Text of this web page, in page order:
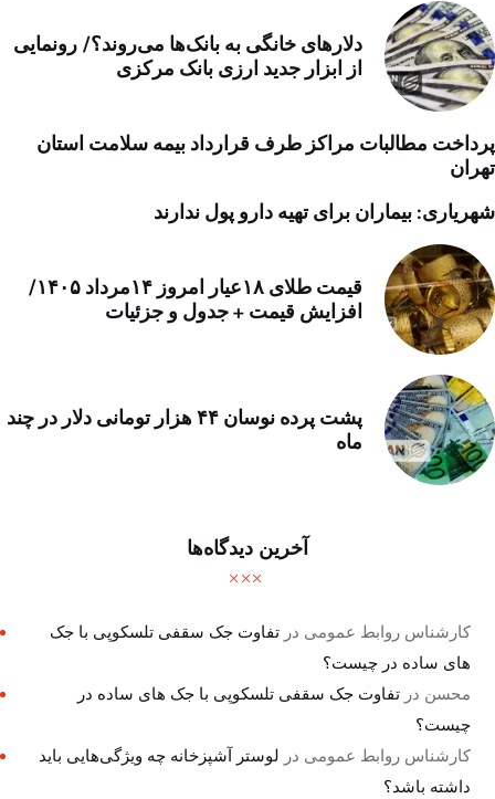
دلارهای خانگی به بانک‌ها می‌روند؟/ رونمایی
از ابزار جدید ارزی بانک مرکزی
پرداخت مطالبات مراکز طرف قرارداد بیمه سلامت استان
تهران
شهریاری: بیماران برای تهیه دارو پول ندارند
قیمت طلای ۱۸عیار امروز ۱۴مرداد ۱۴۰۵/
افزایش قیمت + جدول و جزئیات
پشت پرده نوسان ۴۴ هزار تومانی دلار در چند
ماه
آخرین دیدگاه‌ها
کارشناس روابط عمومی درتفاوت جک سقفی تلسکوپی با جک
های ساده در چیست؟
محسن درتفاوت جک سقفی تلسکوپی با جک های ساده در
چیست؟
کارشناس روابط عمومی در لوستر آشپزخانه چه ویژگی‌هایی باید
داشته باشد؟